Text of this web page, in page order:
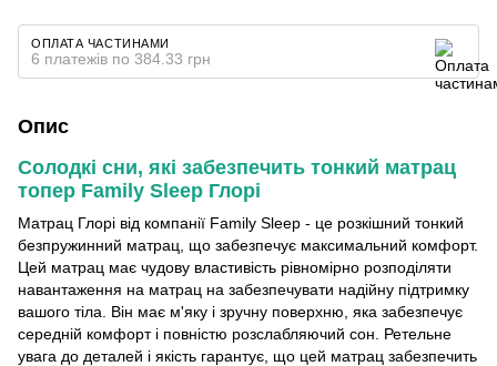
ОПЛАТА ЧАСТИНАМИ
6 платежів по 384.33 грн
Опис
Солодкі сни, які забезпечить тонкий матрац
топер Family Sleep Глорі
Матрац Глорі від компанії Family Sleep - це розкішний тонкий
безпружинний матрац, що забезпечує максимальний комфорт.
Цей матрац має чудову властивість рівномірно розподіляти
навантаження на матрац на забезпечувати надійну підтримку
вашого тіла. Він має м'яку і зручну поверхню, яка забезпечує
середній комфорт і повністю розслабляючий сон. Ретельне
увага до деталей і якість гарантує, що цей матрац забезпечить